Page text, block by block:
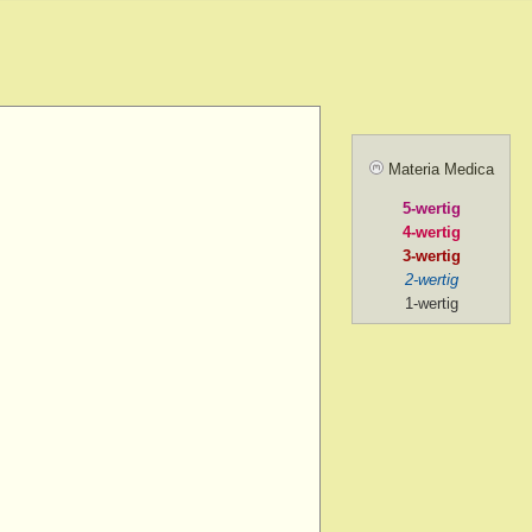
agg.
Materia Medica
5-wertig
4-wertig
3-wertig
2-wertig
1-wertig